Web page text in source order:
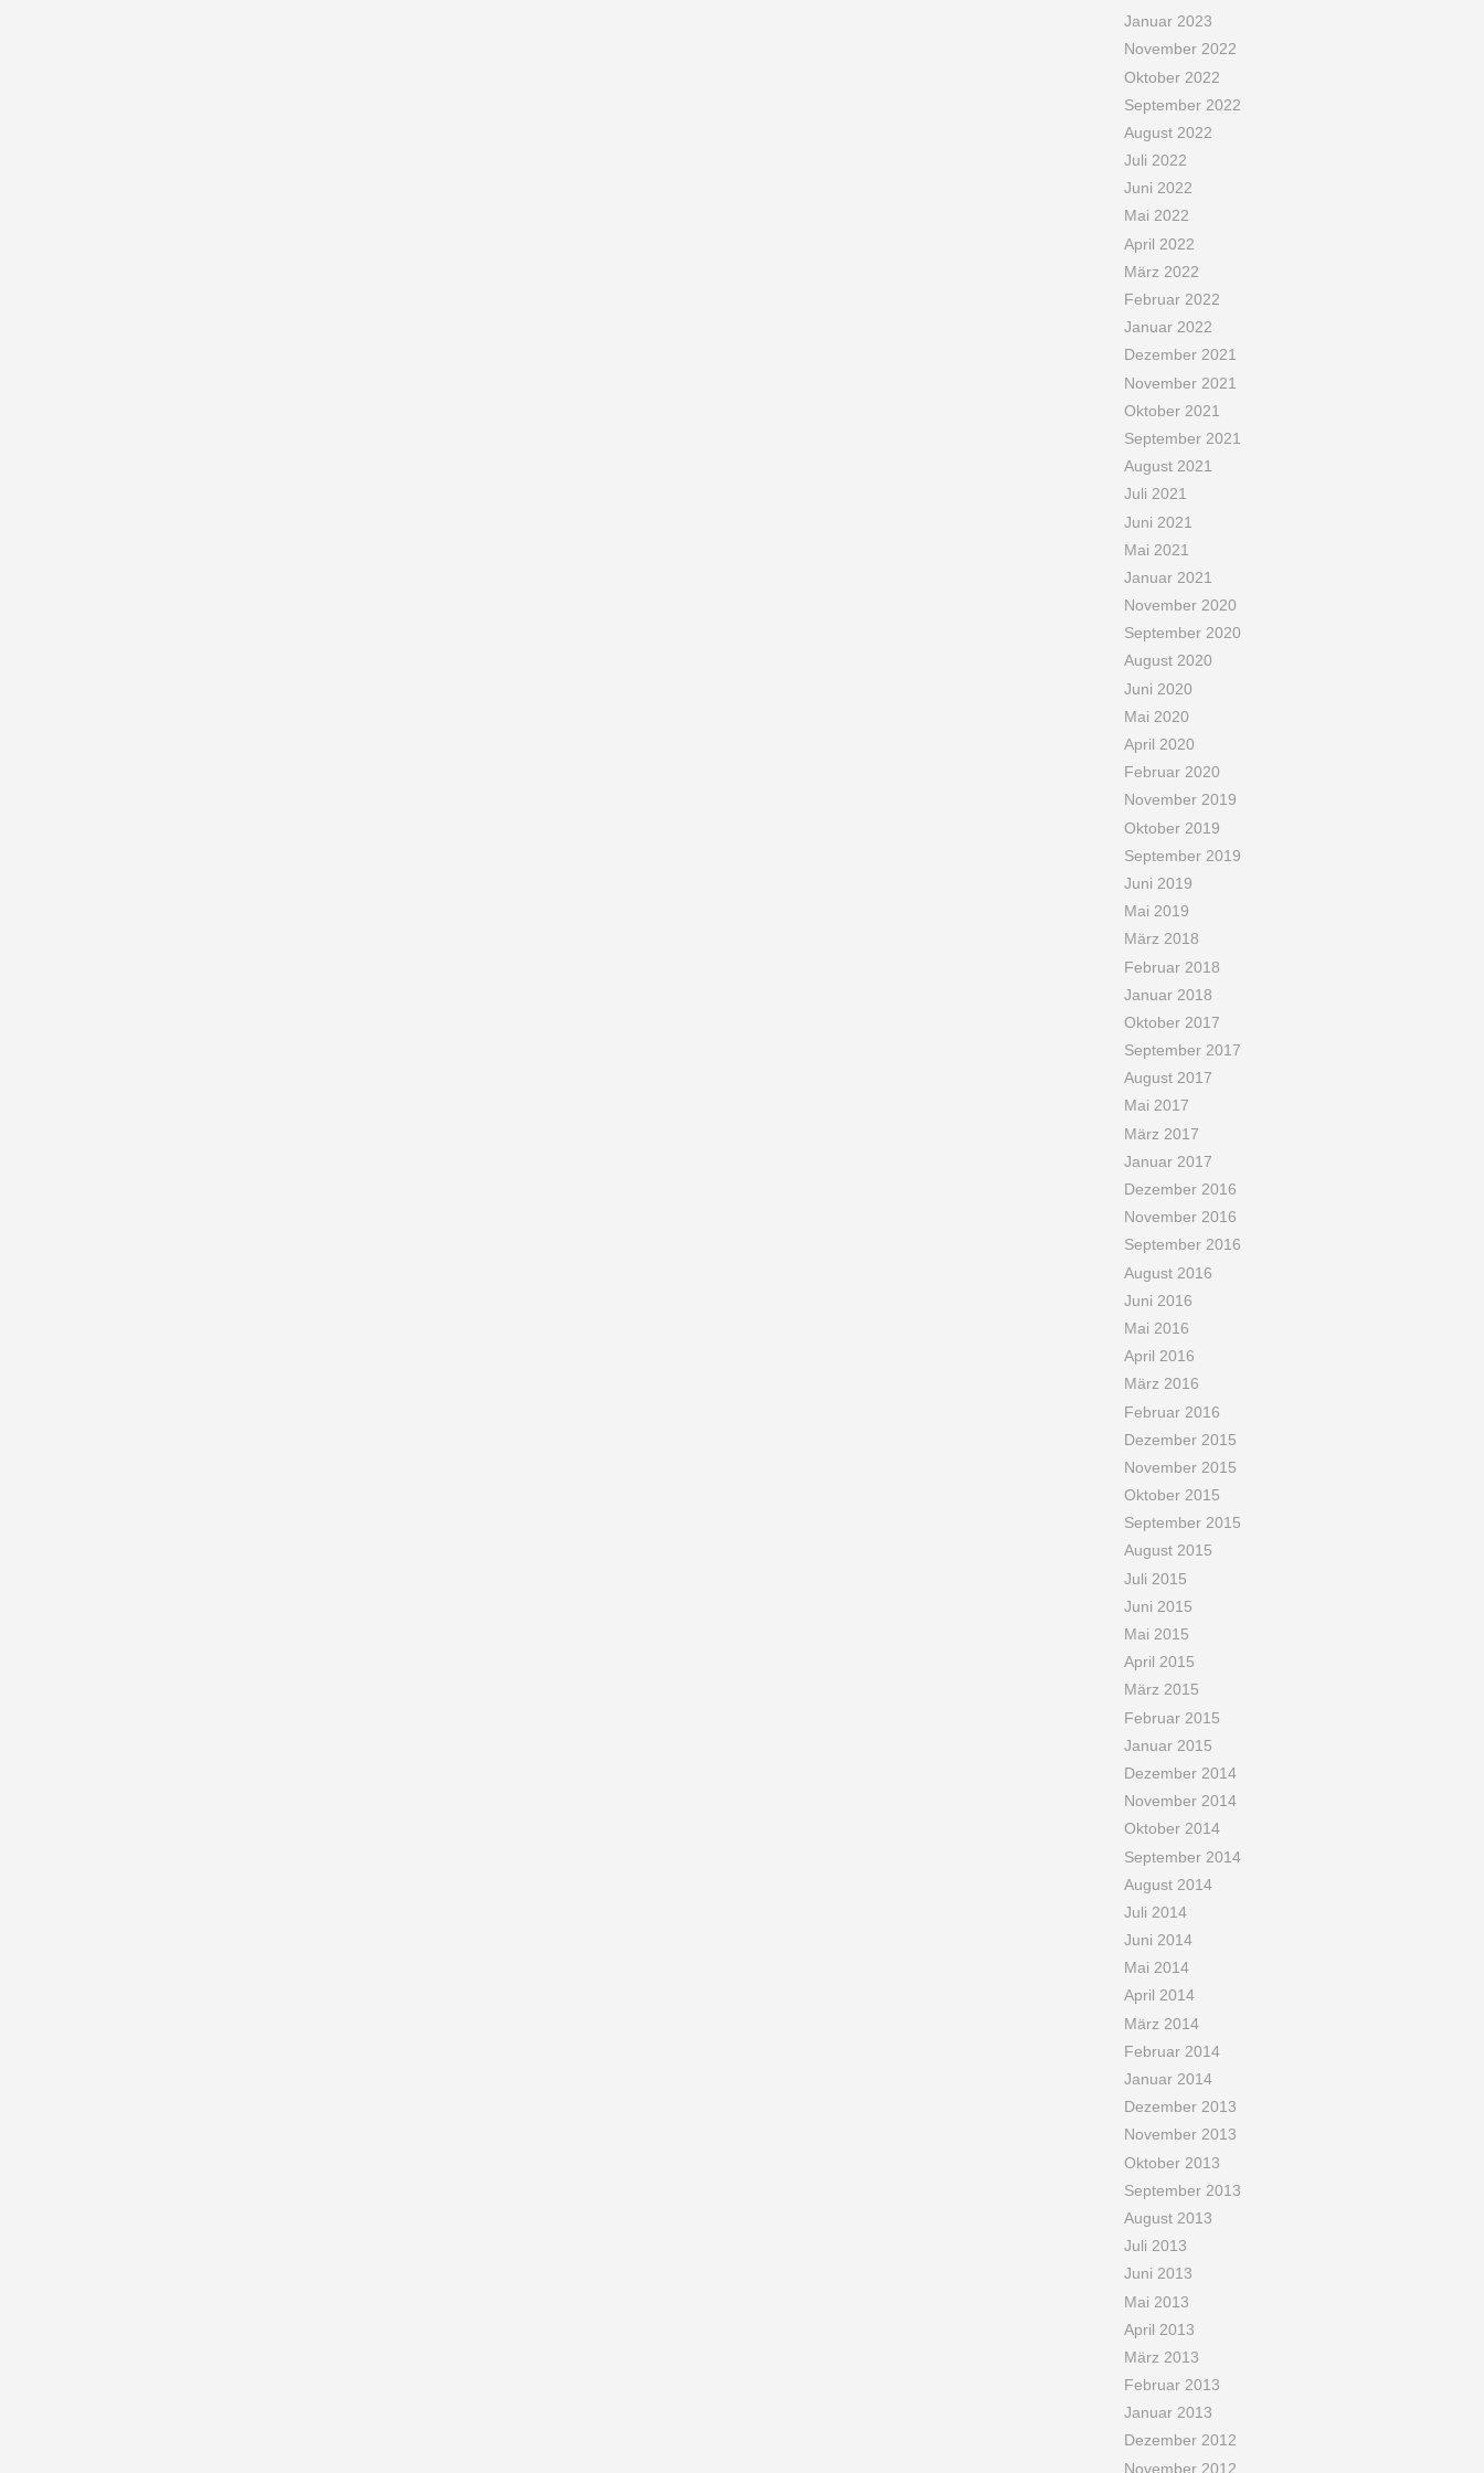
Januar 2023
November 2022
Oktober 2022
September 2022
August 2022
Juli 2022
Juni 2022
Mai 2022
April 2022
März 2022
Februar 2022
Januar 2022
Dezember 2021
November 2021
Oktober 2021
September 2021
August 2021
Juli 2021
Juni 2021
Mai 2021
Januar 2021
November 2020
September 2020
August 2020
Juni 2020
Mai 2020
April 2020
Februar 2020
November 2019
Oktober 2019
September 2019
Juni 2019
Mai 2019
März 2018
Februar 2018
Januar 2018
Oktober 2017
September 2017
August 2017
Mai 2017
März 2017
Januar 2017
Dezember 2016
November 2016
September 2016
August 2016
Juni 2016
Mai 2016
April 2016
März 2016
Februar 2016
Dezember 2015
November 2015
Oktober 2015
September 2015
August 2015
Juli 2015
Juni 2015
Mai 2015
April 2015
März 2015
Februar 2015
Januar 2015
Dezember 2014
November 2014
Oktober 2014
September 2014
August 2014
Juli 2014
Juni 2014
Mai 2014
April 2014
März 2014
Februar 2014
Januar 2014
Dezember 2013
November 2013
Oktober 2013
September 2013
August 2013
Juli 2013
Juni 2013
Mai 2013
April 2013
März 2013
Februar 2013
Januar 2013
Dezember 2012
November 2012